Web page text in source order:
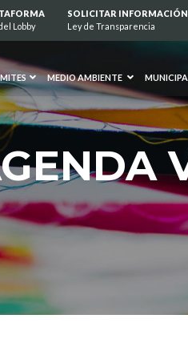
Lobby
SOLICITAR INFORMACIÓN
Ley de Transparencia
MEDIO AMBIENTE